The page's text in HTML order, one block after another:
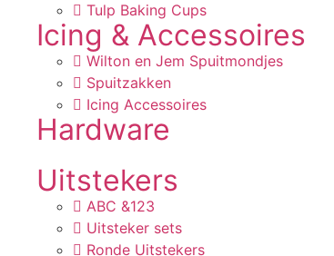
Tulp Baking Cups
Icing & Accessoires
Wilton en Jem Spuitmondjes
Spuitzakken
Icing Accessoires
Hardware
Uitstekers
ABC &123
Uitsteker sets
Ronde Uitstekers